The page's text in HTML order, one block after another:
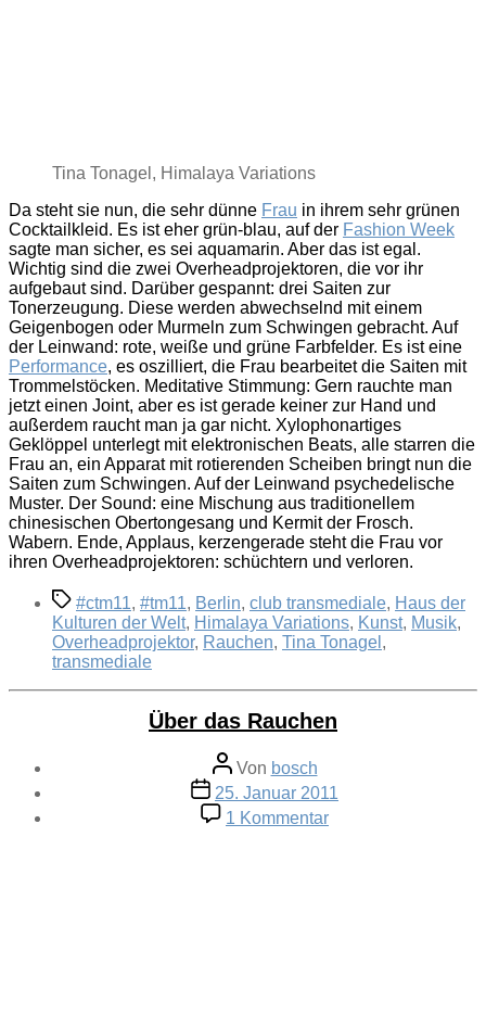
Tina Tonagel, Himalaya Variations
Da steht sie nun, die sehr dünne Frau in ihrem sehr grünen
Cocktailkleid. Es ist eher grün-blau, auf der Fashion Week
sagte man sicher, es sei aquamarin. Aber das ist egal.
Wichtig sind die zwei Overheadprojektoren, die vor ihr
aufgebaut sind. Darüber gespannt: drei Saiten zur
Tonerzeugung. Diese werden abwechselnd mit einem
Geigenbogen oder Murmeln zum Schwingen gebracht. Auf
der Leinwand: rote, weiße und grüne Farbfelder. Es ist eine
Performance, es oszilliert, die Frau bearbeitet die Saiten mit
Trommelstöcken. Meditative Stimmung: Gern rauchte man
jetzt einen Joint, aber es ist gerade keiner zur Hand und
außerdem raucht man ja gar nicht. Xylophonartiges
Geklöppel unterlegt mit elektronischen Beats, alle starren die
Frau an, ein Apparat mit rotierenden Scheiben bringt nun die
Saiten zum Schwingen. Auf der Leinwand psychedelische
Muster. Der Sound: eine Mischung aus traditionellem
chinesischen Obertongesang und Kermit der Frosch.
Wabern. Ende, Applaus, kerzengerade steht die Frau vor
ihren Overheadprojektoren: schüchtern und verloren.
Schlagwörter
#ctm11, #tm11, Berlin, club transmediale, Haus der
Kulturen der Welt, Himalaya Variations, Kunst, Musik,
Overheadprojektor, Rauchen, Tina Tonagel ,
transmediale
Über das Rauchen
Beitragsautor
Von bosch
Veröffentlichungsdatum
25. Januar 2011
1 Kommentarzu
Über